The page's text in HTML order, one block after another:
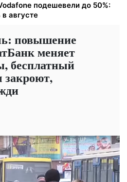
подешевели до 50%:
августе
повышение
меняет
бесплатный
закроют,